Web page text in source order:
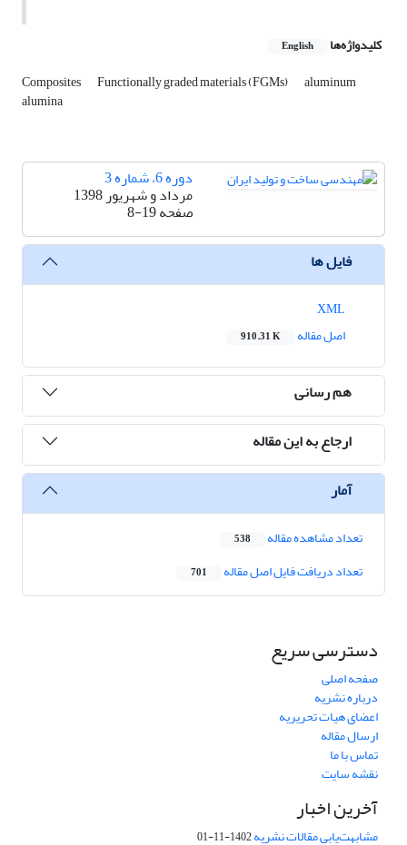
کلیدواژه‌ها English
Composites Functionally graded materials (FGMs) aluminum
alumina
دوره 6، شماره 3
مرداد و شهریور 1398
صفحه8-19
فایل ها
اصل مقاله
910.31 K
هم رسانی
ارجاع به این مقاله
آمار
تعداد مشاهده مقاله 538
تعداد دریافت فایل اصل مقاله 701
دسترسی سریع
صفحه اصلی
درباره نشریه
اعضای هیات تحریریه
ارسال مقاله
تماس با ما
نقشه سایت
آخرین اخبار
مشابهت‌یابی مقالات نشریه1402-11-01